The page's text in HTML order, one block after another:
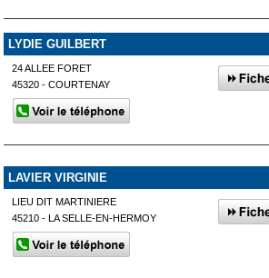
LYDIE GUILBERT
24 ALLEE FORET
45320 - COURTENAY
LAVIER VIRGINIE
LIEU DIT MARTINIERE
45210 - LA SELLE-EN-HERMOY